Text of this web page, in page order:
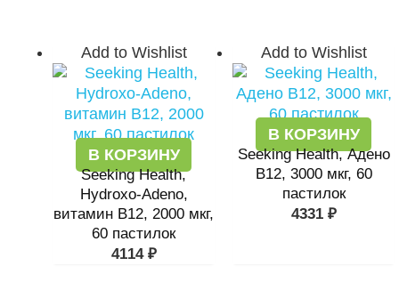
Add to Wishlist
В КОРЗИНУ
Seeking Health,
Hydroxo-Adeno,
витамин B12, 2000 мкг,
60 пастилок
4114 ₽
Add to Wishlist
В КОРЗИНУ
Seeking Health, Адено
B12, 3000 мкг, 60
пастилок
4331 ₽